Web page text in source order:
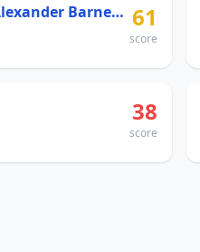
Prins Willem Alexander Barneveld 61
score
38
score